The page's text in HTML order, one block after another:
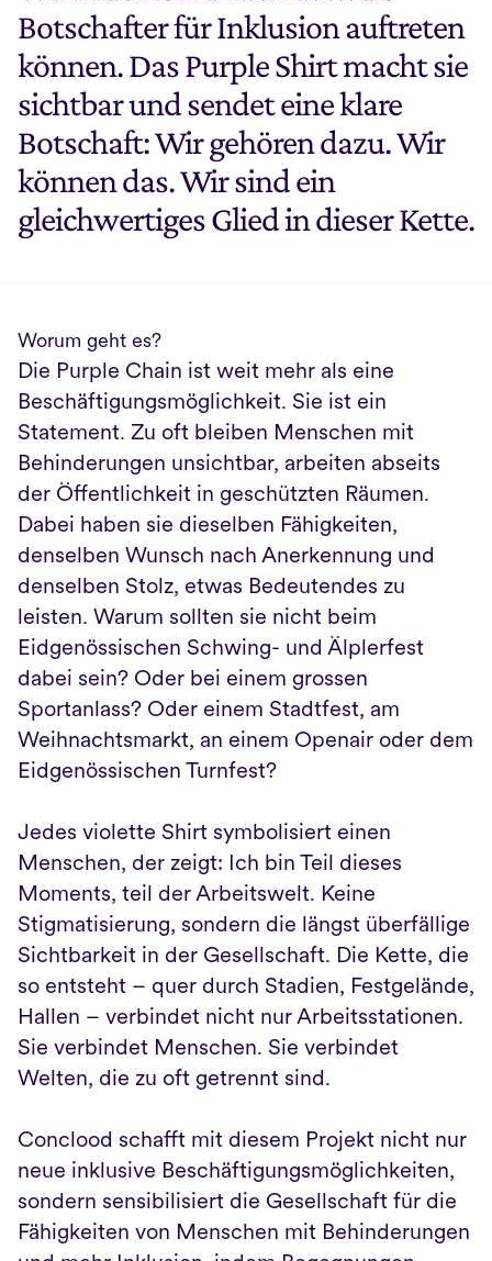
Botschafter für Inklusion auftreten
können. Das Purple Shirt macht sie
sichtbar und sendet eine klare
Botschaft: Wir gehören dazu. Wir
können das. Wir sind ein
gleichwertiges Glied in dieser Kette.
Worum geht es?
Die Purple Chain ist weit mehr als eine
Beschäftigungsmöglichkeit. Sie ist ein
Statement. Zu oft bleiben Menschen mit
Behinderungen unsichtbar, arbeiten abseits
der Öffentlichkeit in geschützten Räumen.
Dabei haben sie dieselben Fähigkeiten,
denselben Wunsch nach Anerkennung und
denselben Stolz, etwas Bedeutendes zu
leisten. Warum sollten sie nicht beim
Eidgenössischen Schwing- und Älplerfest
dabei sein? Oder bei einem grossen
Sportanlass? Oder einem Stadtfest, am
Weihnachtsmarkt, an einem Openair oder dem
Eidgenössischen Turnfest?
Jedes violette Shirt symbolisiert einen
Menschen, der zeigt: Ich bin Teil dieses
Moments, teil der Arbeitswelt. Keine
Stigmatisierung, sondern die längst überfällige
Sichtbarkeit in der Gesellschaft. Die Kette, die
so entsteht – quer durch Stadien, Festgelände,
Hallen – verbindet nicht nur Arbeitsstationen.
Sie verbindet Menschen. Sie verbindet
Welten, die zu oft getrennt sind.
Conclood schafft mit diesem Projekt nicht nur
neue inklusive Beschäftigungsmöglichkeiten,
sondern sensibilisiert die Gesellschaft für die
Fähigkeiten von Menschen mit Behinderungen